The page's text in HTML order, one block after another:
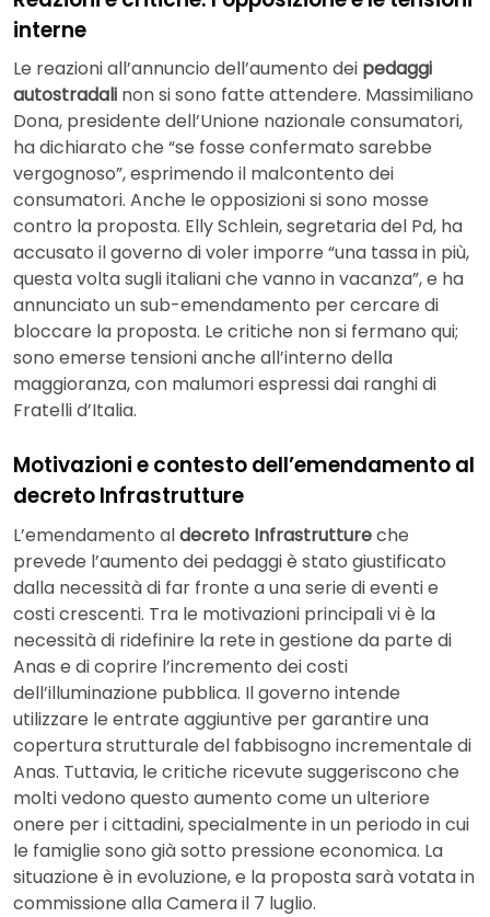
interne
Le reazioni all’annuncio dell’aumento dei pedaggi
autostradali non si sono fatte attendere. Massimiliano
Dona, presidente dell’Unione nazionale consumatori,
ha dichiarato che “se fosse confermato sarebbe
vergognoso”, esprimendo il malcontento dei
consumatori. Anche le opposizioni si sono mosse
contro la proposta. Elly Schlein, segretaria del Pd, ha
accusato il governo di voler imporre “una tassa in più,
questa volta sugli italiani che vanno in vacanza”, e ha
annunciato un sub-emendamento per cercare di
bloccare la proposta. Le critiche non si fermano qui;
sono emerse tensioni anche all’interno della
maggioranza, con malumori espressi dai ranghi di
Fratelli d’Italia.
Motivazioni e contesto dell’emendamento al
decreto Infrastrutture
L’emendamento aldecreto Infrastruttureche
prevede l’aumento dei pedaggi è stato giustificato
dalla necessità di far fronte a una serie di eventi e
costi crescenti. Tra le motivazioni principali vi è la
necessità di ridefinire la rete in gestione da parte di
Anas e di coprire l’incremento dei costi
dell’illuminazione pubblica. Il governo intende
utilizzare le entrate aggiuntive per garantire una
copertura strutturale del fabbisogno incrementale di
Anas. Tuttavia, le critiche ricevute suggeriscono che
molti vedono questo aumento come un ulteriore
onere per i cittadini, specialmente in un periodo in cui
le famiglie sono già sotto pressione economica. La
situazione è in evoluzione, e la proposta sarà votata in
commissione alla Camera il 7 luglio.